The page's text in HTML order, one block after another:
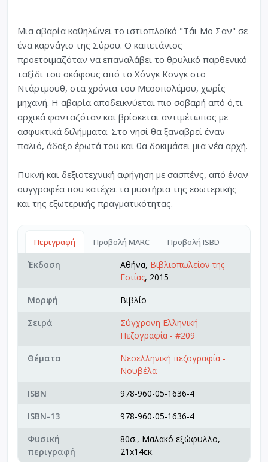
Μια αβαρία καθηλώνει το ιστιοπλοϊκό "Τάι Μο Σαν" σε
ένα καρνάγιο της Σύρου. Ο καπετάνιος
προετοιμαζόταν να επαναλάβει το θρυλικό παρθενικό
ταξίδι του σκάφους από το Χόνγκ Κονγκ στο
Ντάρτμουθ, στα χρόνια του Μεσοπολέμου, χωρίς
μηχανή. Η αβαρία αποδεικνύεται πιο σοβαρή από ό,τι
αρχικά φανταζόταν και βρίσκεται αντιμέτωπος με
ασφυκτικά διλήμματα. Στο νησί θα ξαναβρεί έναν
παλιό, άδοξο έρωτά του και θα δοκιμάσει μια νέα αρχή.
Πυκνή και δεξιοτεχνική αφήγηση με σασπένς, από έναν
συγγραφέα που κατέχει τα μυστήρια της εσωτερικής
και της εξωτερικής πραγματικότητας.
Περιγραφή Προβολή MARC Προβολή ISBD
Έκδοση Αθήνα, Βιβλιοπωλείον της
Εστίας, 2015
Μορφή
Βιβλίο
Σειρά
Σύγχρονη Ελληνική
Πεζογραφία - #209
Θέματα
Νεοελληνική πεζογραφία -
Νουβέλα
ISBN
978-960-05-1636-4
ISBN-13
978-960-05-1636-4
Φυσική
περιγραφή
80σ., Μαλακό εξώφυλλο,
21x14εκ.